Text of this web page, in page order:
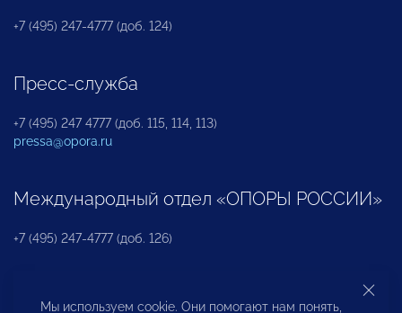
+7 (495) 247-4777 (доб. 124)
Пресс-служба
+7 (495) 247 4777 (доб. 115, 114, 113)
pressa@opora.ru
Международный отдел «ОПОРЫ РОССИИ»
+7 (495) 247-4777 (доб. 126)
Бюро по защите прав предпринимателей и
Мы используем cookie. Они помогают нам понять,